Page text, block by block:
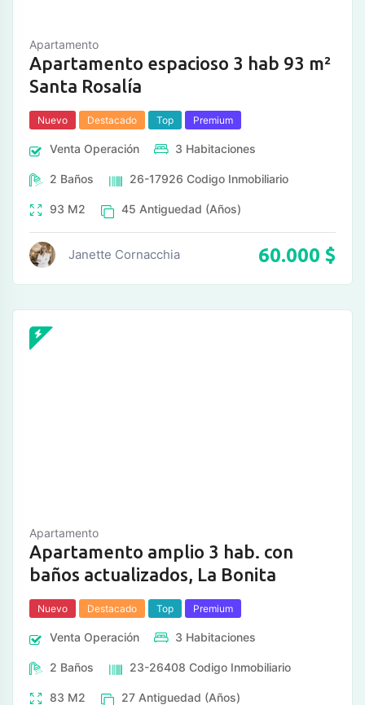
Apartamento
Apartamento espacioso 3 hab 93 m²
Santa Rosalía
Nuevo Destacado Top Premium
Venta Operación 3 Habitaciones
2 Baños 26-17926 Codigo Inmobiliario
93 M2 45 Antiguedad (Años)
Janette Cornacchia 60.000 $
Apartamento
Apartamento amplio 3 hab. con
baños actualizados, La Bonita
Nuevo Destacado Top Premium
Venta Operación 3 Habitaciones
2 Baños 23-26408 Codigo Inmobiliario
83 M2 27 Antiguedad (Años)